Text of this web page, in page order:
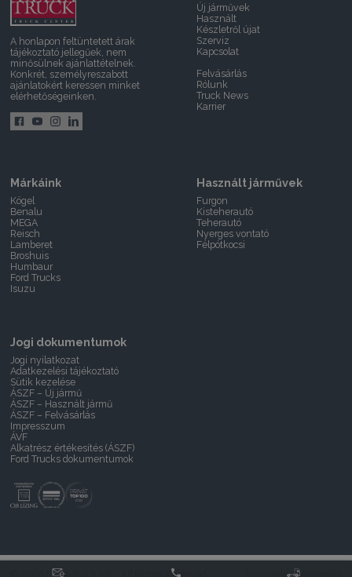
A honlapon feltüntetett árak
tájékoztató jellegűek, nem
minősülnek ajánlattételnek.
Konkrét, személyreszabott
ajánlatokért keressen minket
elérhetőségeinken.
Új járművek
Használt
Készletről újat
Szerviz
Kapcsolat
Felvásárlás
Rólunk
Truck News
Karrier
Márkáink
Kögel
Benalu
MEGA
Reisch
Lamberet
Broshuis
Humbaur
Ford Trucks
Isuzu
Használt járművek
Furgon
Kisteherautó
Teherautó
Nyerges vontató
Félpótkocsi
Jogi dokumentumok
Jogi nyilatkozat
Adatkezelési tájékoztató
Sütik kezelése
ÁSZF – Új jármű
ÁSZF – Használt jármű
ÁSZF – Felvásárlás
Impresszum
ÁVF
Alkatrész értékesítés (ÁSZF)
Ford Trucks dokumentumok
© 2026 Delta-Truck Kft. · All Rights Reserved. Visszaélés bejelentés